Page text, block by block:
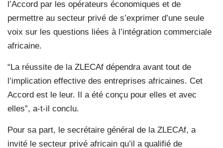
l’Accord par les opérateurs économiques et de
permettre au secteur privé de s’exprimer d’une seule
voix sur les questions liées à l’intégration commerciale
africaine.
“La réussite de la ZLECAf dépendra avant tout de
l’implication effective des entreprises africaines. Cet
Accord est le leur. Il a été conçu pour elles et avec
elles”, a-t-il conclu.
Pour sa part, le secrétaire général de la ZLECAf, a
invité le secteur privé africain qu’il a qualifié de